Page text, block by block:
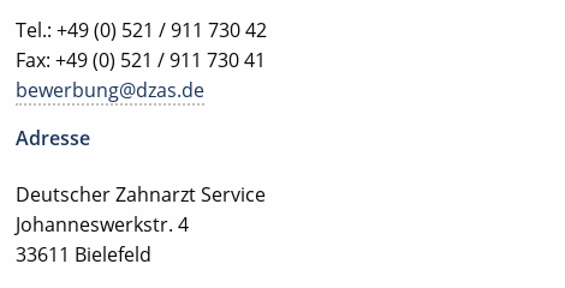
Tel.: +49 (0) 521 / 911 730 42
Fax: +49 (0) 521 / 911 730 41
bewerbung@dzas.de
Adresse
Deutscher Zahnarzt Service
Johanneswerkstr. 4
33611 Bielefeld